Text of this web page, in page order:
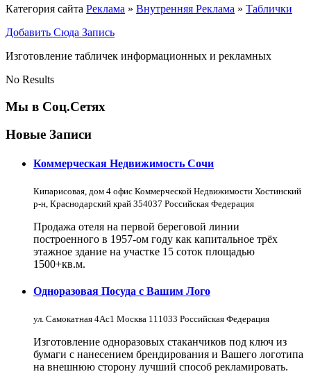
Категория сайта Реклама » Внутренняя Реклама » Таблички
Добавить Сюда Запись
Изготовление табличек информационных и рекламных
No Results
Мы в Соц.Сетях
Новые Записи
Коммерческая Недвижимость Сочи
Кипарисовая, дом 4 офис Коммерческой Недвижимости Хостинский
р-н, Краснодарский край 354037 Российская Федерация
Продажа отеля на первой береговой линии
построенного в 1957-ом году как капитальное трёх
этажное здание на участке 15 соток площадью
1500+кв.м.
Одноразовая Посуда с Вашим Лого
ул. Самокатная 4Ас1 Москва 111033 Российская Федерация
Изготовление одноразовых стаканчиков под ключ из
бумаги с нанесением брендирования и Вашего логотипа
на внешнюю сторону лучший способ рекламировать.